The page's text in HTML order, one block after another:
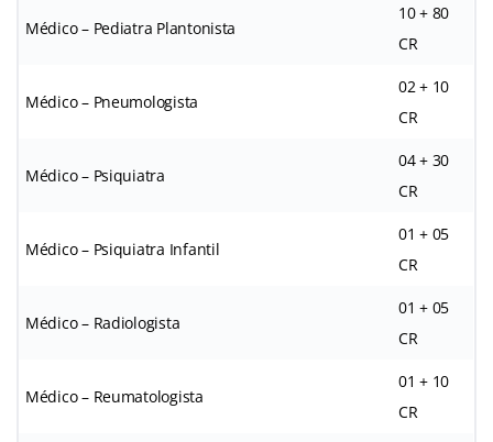
Médico – Pediatra Plantonista
10 + 80
CR
Médico – Pneumologista
02 + 10
CR
Médico – Psiquiatra
04 + 30
CR
Médico – Psiquiatra Infantil
01 + 05
CR
Médico – Radiologista
01 + 05
CR
Médico – Reumatologista
01 + 10
CR